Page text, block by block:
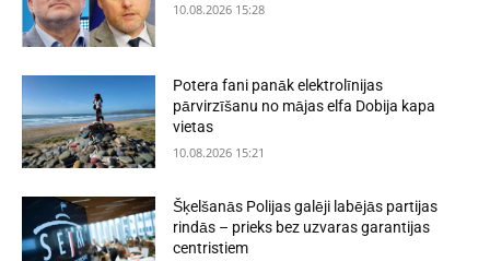
10.08.2026 15:28
Potera fani panāk elektrolīnijas
pārvirzīšanu no mājas elfa Dobija kapa
vietas
10.08.2026 15:21
Šķelšanās Polijas galēji labējās partijas
rindās – prieks bez uzvaras garantijas
centristiem